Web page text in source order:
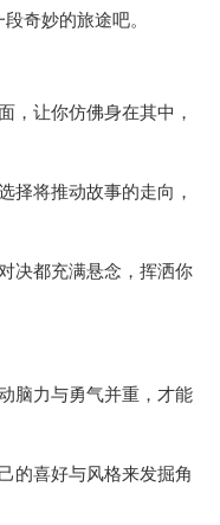
奇妙的旅途吧。
，让你仿佛身在其中，
择将推动故事的走向，
决都充满悬念，挥洒你
脑力与勇气并重，才能
的喜好与风格来发掘角